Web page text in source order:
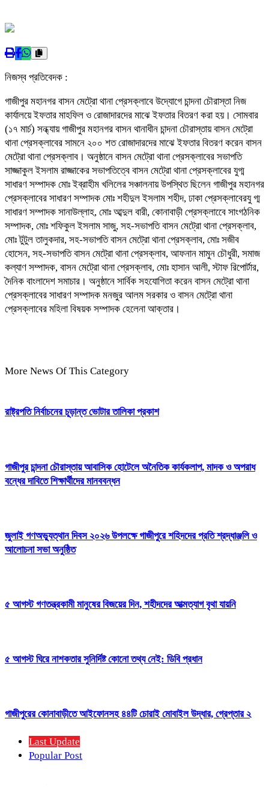
নিজস্ব প্রতিবেদক :
গাজীপুর মহানগর বাসন মেট্রো থানা প্রেসক্লাবে উদ্যোগে চান্দনা চৌরাস্তা নিজ
কার্যালয়ে ইফতার মাহফিল ও রোজাদারদের মাঝে ইফতার বিতরণ করা হয়। সোমবার
(১৭ মার্চ) সন্ধ্যায় গাজীপুর মহানগর বাসন থানাধীন চান্দনা চৌরাস্তায় বাসন মেট্রো
থানা প্রেসক্লাবের সামনে ২০০ শত রোজাদারদের মাঝে ইফতার বিতরণ করেন বাসন
মেট্রো থানা প্রেসক্লাব। অনুষ্ঠানে বাসন মেট্রো থানা প্রেসক্লাবের সভাপতি
সাজ্জাকুল ইসলাম রাজ্জাকের সভাপতিত্বে বাসন মেট্রো থানা প্রেসক্লাবের যুগ্ম
সাধারণ সম্পাদক মোঃ ইব্রাহীম খলিলের সঞ্চালনায় উপস্থিত ছিলেন গাজীপুর মহানগর
প্রেসক্লাবের সাধারণ সম্পাদক মোঃ শহীদুল ইসলাম শহীদ, ঢাকা প্রেসক্লাবেরযু গ্ম
সাধারণ সম্পাদক সানাউল্লাহ, মোঃ আব্দুল বারী, কোনাবাড়ী প্রেসক্লাবেে সাংগঠনিক
সম্পাদক, মোঃ শফিকুল ইসলাম সাজু, সহ-সভাপতি বাসন মেট্রো থানা প্রেসক্লাব,
মোঃ টুটুল তালুকদার, সহ-সভাপতি বাসন মেট্রো থানা প্রেসক্লাব, মোঃ সজীব
হোসেন, সহ-সভাপতি বাসন মেট্রো থানা প্রেসক্লাব, আফনান মামুন চৌধুরী, সমাজ
কল্যাণ সম্পাদক, বাসন মেট্রো থানা প্রেসক্লাব, মোঃ হাসান আলী, স্টাফ রিপোর্টার,
দৈনিক বাংলাদেশ সমাচার। অনুষ্ঠানে সার্বিক সহযোগিতা করেন বাসন মেট্রো থানা
প্রেসক্লাবের সাধারণ সম্পাদক মনজুর আলম সরকার ও বাসন মেট্রো থানা
প্রেসক্লাবের মহিলা বিষয়ক সম্পাদক হেলেনা আক্তার।
More News Of This Category
রাষ্ট্রপতি নির্বাচনের চূড়ান্ত ভোটার তালিকা প্রকাশ
গাজীপুর চান্দনা চৌরাস্তায় আবাসিক হোটেলে অনৈতিক কার্যকলাপ, মাদক ও অপরাধ
বন্ধের দাবিতে শিক্ষার্থীদের মানববন্ধন
জুলাই গণঅভ্যুত্থান দিবস ২০২৬ উপলক্ষে গাজীপুরে শহিদদের প্রতি শ্রদ্ধাঞ্জলি ও
আলোচনা সভা অনুষ্ঠিত
৫ আগস্ট গণতন্ত্রকামী মানুষের বিজয়ের দিন, শহীদদের আত্মত্যাগ বৃথা যায়নি
৫ আগস্ট ঘিরে নাশকতার সুনির্দিষ্ট কোনো তথ্য নেই: ডিবি প্রধান
গাজীপুরের কোনাবাড়ীতে আইফোনসহ ৪৪টি চোরাই মোবাইল উদ্ধার, গ্রেপ্তার ২
Last Update
Popular Post